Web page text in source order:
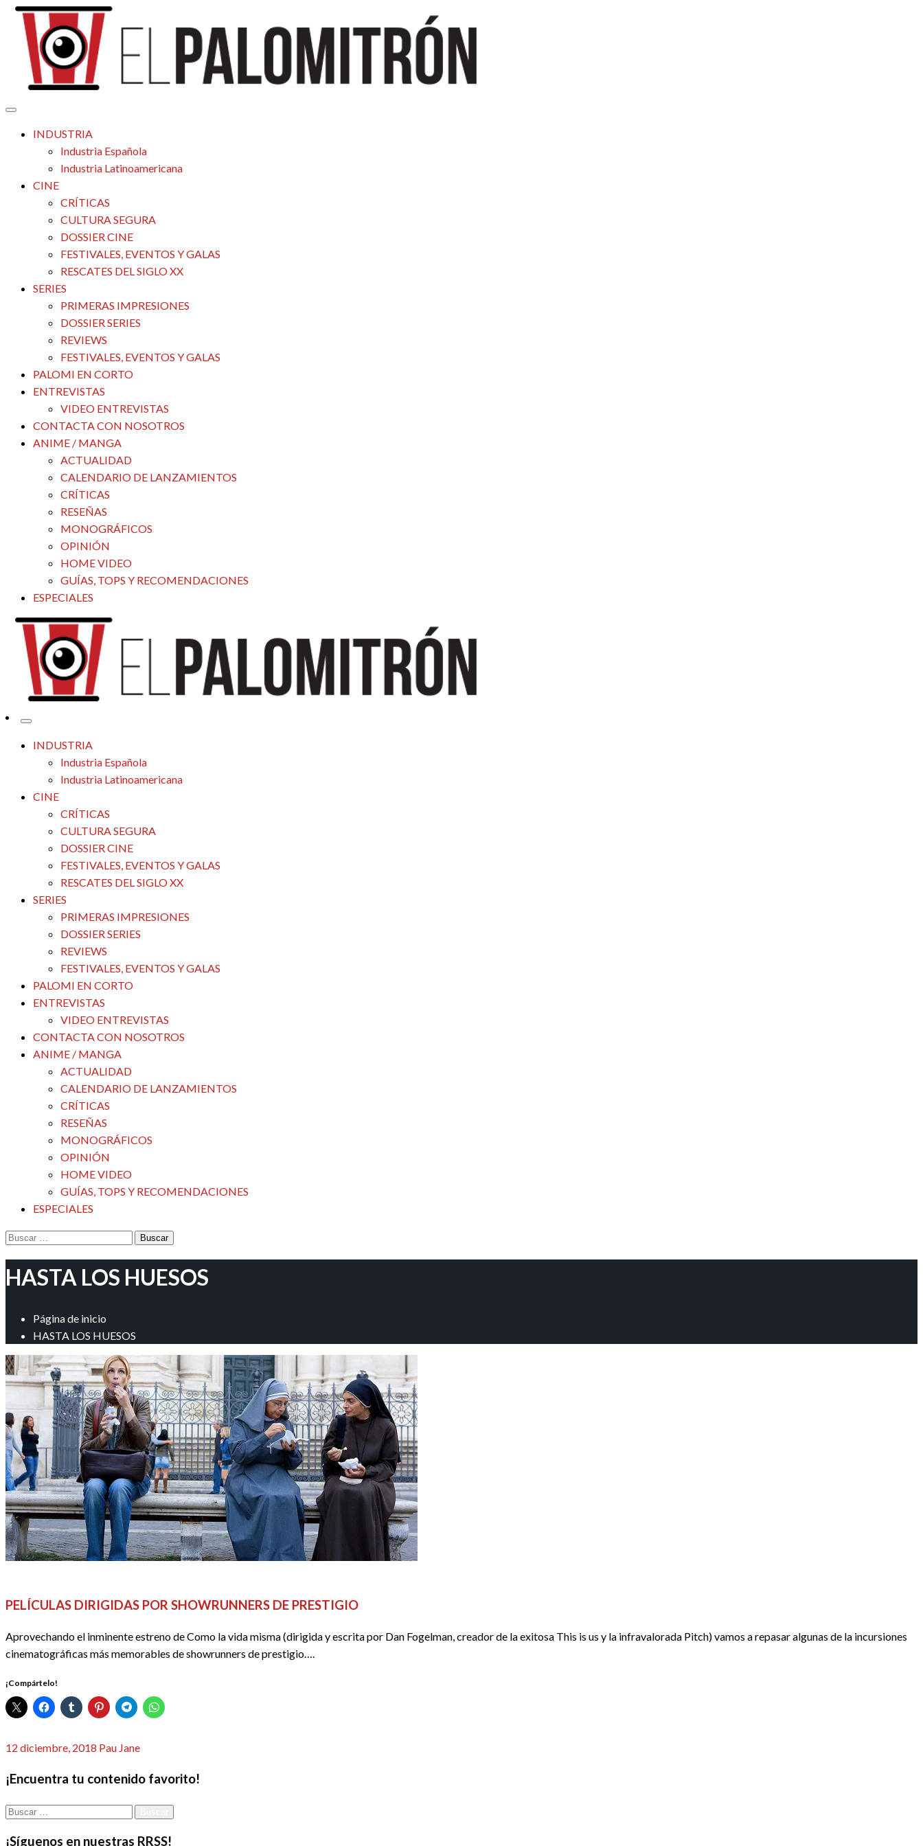
Saltar
contenido
El Palomitrón
Tu espacio de la industria de cine española y latinoamericana
INDUSTRIA
Industria Española
Industria Latinoamericana
CINE
CRÍTICAS
CULTURA SEGURA
DOSSIER CINE
FESTIVALES, EVENTOS Y GALAS
RESCATES DEL SIGLO XX
SERIES
PRIMERAS IMPRESIONES
DOSSIER SERIES
REVIEWS
FESTIVALES, EVENTOS Y GALAS
PALOMI EN CORTO
ENTREVISTAS
VIDEO ENTREVISTAS
CONTACTA CON NOSOTROS
ANIME / MANGA
ACTUALIDAD
CALENDARIO DE LANZAMIENTOS
CRÍTICAS
RESEÑAS
MONOGRÁFICOS
OPINIÓN
HOME VIDEO
GUÍAS, TOPS Y RECOMENDACIONES
ESPECIALES
El Palomitrón
Tu espacio de la industria de cine española y latinoamericana
INDUSTRIA
Industria Española
Industria Latinoamericana
CINE
CRÍTICAS
CULTURA SEGURA
DOSSIER CINE
FESTIVALES, EVENTOS Y GALAS
RESCATES DEL SIGLO XX
SERIES
PRIMERAS IMPRESIONES
DOSSIER SERIES
REVIEWS
FESTIVALES, EVENTOS Y GALAS
PALOMI EN CORTO
ENTREVISTAS
VIDEO ENTREVISTAS
CONTACTA CON NOSOTROS
ANIME / MANGA
ACTUALIDAD
CALENDARIO DE LANZAMIENTOS
CRÍTICAS
RESEÑAS
MONOGRÁFICOS
OPINIÓN
HOME VIDEO
GUÍAS, TOPS Y RECOMENDACIONES
ESPECIALES
Buscar:
HASTA LOS HUESOS
Página de inicio
HASTA LOS HUESOS
PELÍCULAS DIRIGIDAS POR SHOWRUNNERS DE PRESTIGIO
Aprovechando el inminente estreno de Como la vida misma (dirigida y escrita por Dan Fogelman, creador de la exitosa This is us y la infravalorada Pitch) vamos a repasar algunas de la incursiones
cinematográficas más memorables de showrunners de prestigio….
¡Compártelo!
Publicado
12 diciembre, 2018 Pau Jane
¡Encuentra tu contenido favorito!
Buscar:
¡Síguenos en nuestras RRSS!